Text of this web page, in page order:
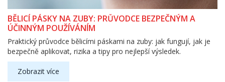
BĚLICÍ PÁSKY NA ZUBY: PRŮVODCE BEZPEČNÝM A
ÚČINNÝM POUŽÍVÁNÍM
Praktický průvodce bělicími páskami na zuby: jak fungují, jak je
bezpečně aplikovat, rizika a tipy pro nejlepší výsledek.
Zobrazit více